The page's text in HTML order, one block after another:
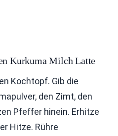
Kurkuma Milch Latte
Kochtopf. Gib die
den Zimt, den
Pfeffer hinein. Erhitze
Hitze. Rühre